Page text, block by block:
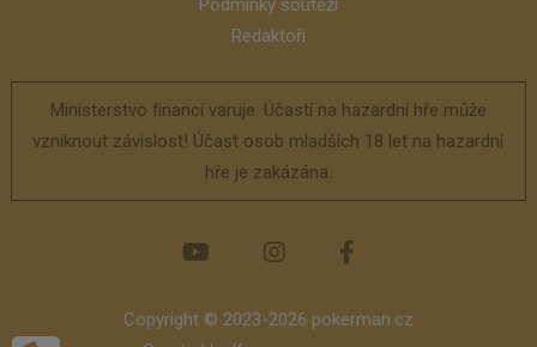
Redaktoři
Ministerstvo financí varuje: Účastí na hazardní hře může
vzniknout závislost! Účast osob mladších 18 let na hazardní
hře je zakázána.
Copyright © 2023-2026 pokerman.cz